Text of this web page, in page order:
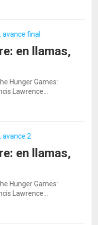
en llamas,
Hunger Games:
Lawrence…
en llamas,
Hunger Games:
Lawrence…